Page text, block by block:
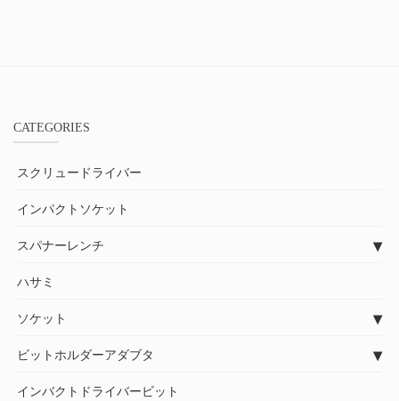
CATEGORIES
スクリュードライバー
インパクトソケット
スパナーレンチ
ハサミ
ソケット
ビットホルダーアダブタ
インバクトドライバービット